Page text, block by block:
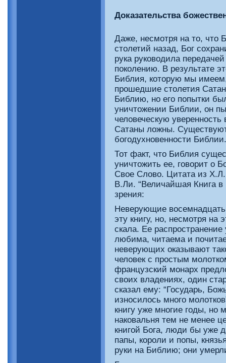
Доказательства
Даже, несмотря на то, что
столетий назад, Бог
рука руководила
поколению. В результате
Библия, которую мы
прошедшие столетия
Библию, но его попытки
уничтожении Библии, он
человеческую
Сатаны ложны. Существуют
богодухновенности Библии.
Тот факт, что Библия
уничтожить ее, говорит о
Свое Слово. Цитата из Х.Л.
В.Ли. “Величайшая Книга в
зрения:
Неверующие восемнадцать
эту книгу, но, несмотря на
скала. Ее
любима, читаема и
неверующих оказывают
человек с простым
французский монарх
своих владениях, один
сказал ему: “Государь,
износилось много
книгу уже многие годы, но
наковальня тем не менее
книгой Бога, люди бы уже
папы, короли и попы,
руки на Библию; они